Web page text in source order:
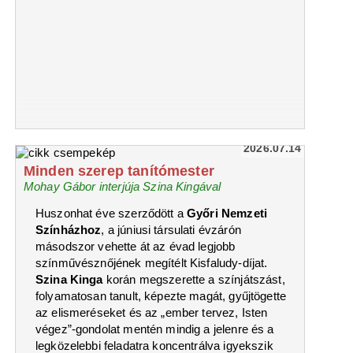
2026.07.14
Minden szerep tanítómester
Mohay Gábor interjúja Szina Kingával
Huszonhat éve szerződött aGyőri Nemzeti
Színházhoz, a júniusi társulati évzárón
másodszor vehette át az évad legjobb
színművésznőjének megítélt Kisfaludy-díjat.
Szina Kingakorán megszerette a színjátszást,
folyamatosan tanult, képezte magát, gyűjtögette
az elismeréseket és az „ember tervez, Isten
végez”-gondolat mentén mindig a jelenre és a
legközelebbi feladatra koncentrálva igyekszik